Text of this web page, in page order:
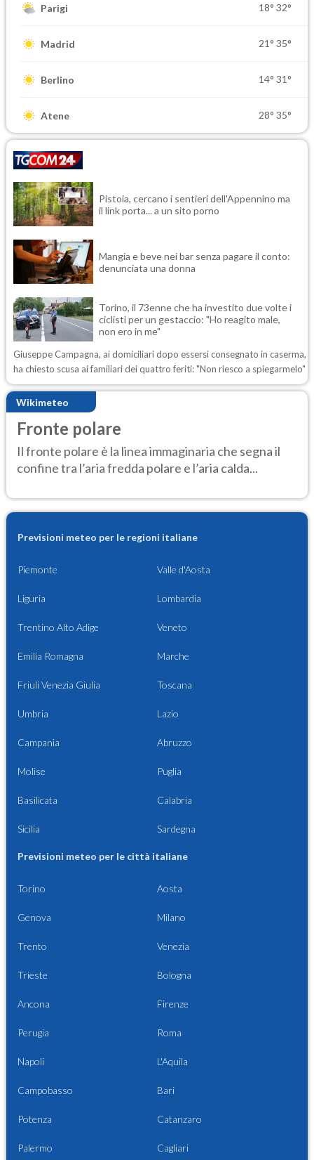
Parigi 18° 32°
Madrid 21° 35°
Berlino 14° 31°
Atene 28° 35°
Pistoia, cercano i sentieri dell'Appennino ma
il link porta... a un sito porno
Mangia e beve nei bar senza pagare il conto:
denunciata una donna
Torino, il 73enne che ha investito due volte i
ciclisti per un gestaccio: "Ho reagito male,
non ero in me"
Giuseppe Campagna, ai domiciliari dopo essersi consegnato in caserma,
ha chiesto scusa ai familiari dei quattro feriti: "Non riesco a spiegarmelo"
Wikimeteo
Fronte polare
Il fronte polare è la linea immaginaria che segna il
confine tra l’aria fredda polare e l’aria calda...
Previsioni meteo per le regioni italiane
Piemonte Valle d'Aosta
Liguria Lombardia
Trentino Alto Adige Veneto
Emilia Romagna Marche
Friuli Venezia Giulia Toscana
Umbria Lazio
Campania Abruzzo
Molise Puglia
Basilicata Calabria
Sicilia Sardegna
Previsioni meteo per le città italiane
Torino Aosta
Genova Milano
Trento Venezia
Trieste Bologna
Ancona Firenze
Perugia Roma
Napoli L'Aquila
Campobasso Bari
Potenza Catanzaro
Palermo Cagliari